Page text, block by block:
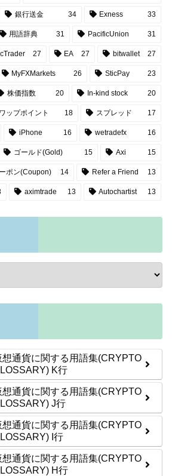
銀行送金 34 Exness 33
用語辞典 31 PacificUnion 31
cTrader 27 EA 27 bitwallet 27
MyFXMarkets 26 SticPay 23
株価指数 20 In-kind stock 20
ップポイント 18 スプレッド 17
iPhone 16 wetradefx 16
ゴールド(Gold) 15 Axi 15
ポン(Coupon) 14 Refer a Friend 13
aximtrade 13 Autochartist 13
想通貨に関する用語集(CRYPTO
K行
想通貨に関する用語集(CRYPTO
J行
想通貨に関する用語集(CRYPTO
I行
想通貨に関する用語集(CRYPTO
H行